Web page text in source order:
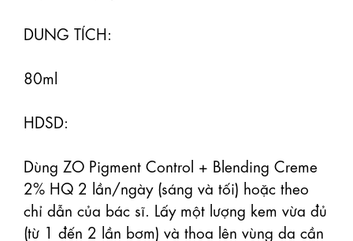
DUNG TÍCH:
80ml
HDSD:
Dùng ZO Pigment Control + Blending Creme
2% HQ 2 lần/ngày (sáng và tối) hoặc theo
chỉ dẫn của bác sĩ. Lấy một lượng kem vừa đủ
(từ 1 đến 2 lần bơm) và thoa lên vùng da cần